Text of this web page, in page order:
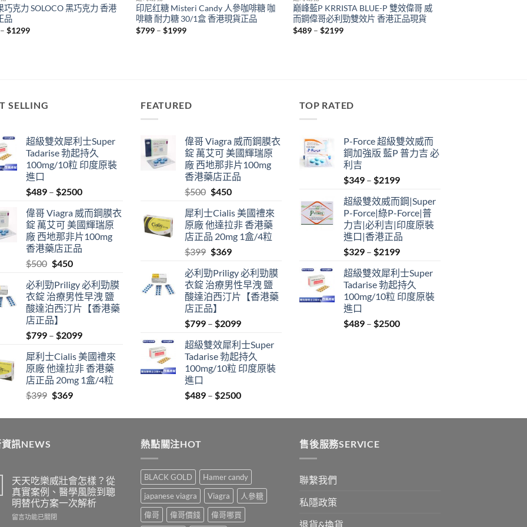
巧克力 SOLOCO 黑巧克力 香港
品
– $1299Price
印尼红糖 Misteri Candy 人參咖啡糖 咖
啡糖 耐力糖 30/1盒 香港現貨正品
$799 – $1999Price
巅峰藍P KRRISTA BLUE-P 雙效偉哥 威
而鋼偉哥必利勁雙效片 香港正品現貨
$489 – $2199Price
SELLING
超級雙效犀利士Super
Tadarise 勃起持久
100mg/10粒 印度原裝
進口
$489 – $2500Price
$489
through
$2500
偉哥 Viagra 威而鋼膜衣
錠 萬艾可 美國輝瑞原
廠 西地那非片100mg
香港藥店正品
$500 Original
was:
$500.
$450Current
is:
$450.
必利勁Priligy 必利勁膜
衣錠 治療男性早洩 鹽
酸達泊西汀片【香港藥
店正品】
$799 – $2099Price
$799
through
$2099
犀利士Cialis 美國禮來
原廠 他達拉非 香港藥
店正品 20mg 1盒/4粒
$399 Original
was:
$369Current
is:
FEATURED
偉哥 Viagra 威而鋼膜衣
錠 萬艾可 美國輝瑞原
廠 西地那非片100mg
香港藥店正品
$500 Original
was:
$500.
$450Current
is:
$450.
犀利士Cialis 美國禮來
原廠 他達拉非 香港藥
店正品 20mg 1盒/4粒
$399 Original
was:
$399.
$369Current
is:
$369.
必利勁Priligy 必利勁膜
衣錠 治療男性早洩 鹽
酸達泊西汀片【香港藥
店正品】
$799 – $2099Price
$799
through
$2099
超級雙效犀利士Super
Tadarise 勃起持久
100mg/10粒 印度原裝
進口
$489 – $2500Price
$489
TOP RATED
P-Force 超級雙效威而
鋼加強版 藍P 普力吉 必
利吉
$349 – $2199Price
$349
through
$2199
超級雙效威而鋼|Super
P-Force|綠P-Force|普
力吉|必利吉|印度原裝
進口|香港正品
$329 – $2199Price
$329
through
$2199
超級雙效犀利士Super
Tadarise 勃起持久
100mg/10粒 印度原裝
進口
$489 – $2500Price
訊NEWS
天天吃樂威壯會怎樣？從
真實案例、醫學風險到聰
明替代方案一次解析
在
留言功能已關閉
熱點關注HOT
BLACK GOLD
Hamer candy
japanese viagra
Viagra
人參糖
偉哥
偉哥價錢
偉哥哪買
售後服務SERVICE
聯繫我們
私隱政策
退貨&換貨